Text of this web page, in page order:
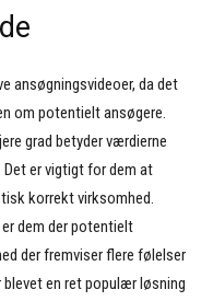
ansøgningsvideoer, da det
om potentielt ansøgere.
grad betyder værdierne
Det er vigtigt for dem at
korrekt virksomhed.
dem der potentielt
der fremviser flere følelser
en ret populær løsning